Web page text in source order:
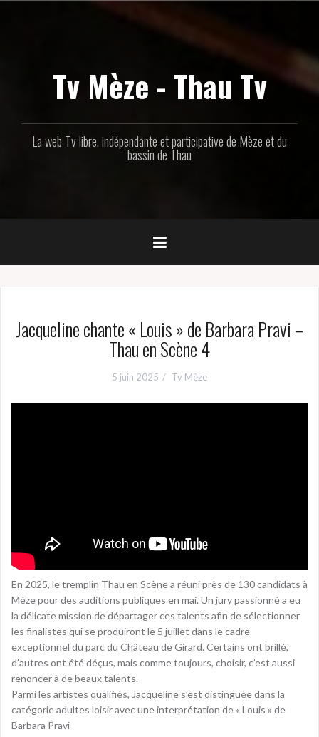
Tv Mèze - Thau Tv
La web Tv libre, indépendante et participative de Mèze et du
bassin de Thau
Jacqueline chante « Louis » de Barbara Pravi –
Thau en Scène 4
5 juin 2025 Tv Mèze
En 2025, le tremplin Thau en Scène a réuni près de 130 candidats à
Mèze pour des auditions publiques en mai. Un jury passionné a eu
la délicate mission de départager ces talents afin de sélectionner
les finalistes qui se produiront le 5 juillet dans le cadre
exceptionnel du parc du Château de Girard. Certains ont brillé,
d’autres ont été déçus, mais comme toujours, choisir, c’est aussi
renoncer à de beaux talents.
Parmi les artistes qualifiés, Jacqueline s’est distinguée dans la
catégorie adultes loisir avec une interprétation de « Louis » de
Barbara Pravi